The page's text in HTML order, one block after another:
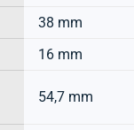
38 mm
16 mm
54,7 mm